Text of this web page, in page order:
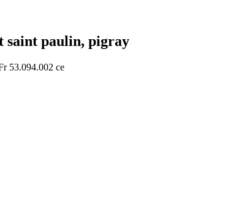
saint paulin, pigray
53.094.002 ce